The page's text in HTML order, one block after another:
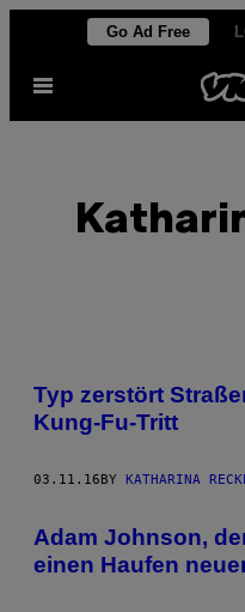
content
Go Ad Free
Open
POSTS
BY
Typ zerstört
Kung-Fu-Tritt
03.11.16BY KATHARINA
Adam Johnson,
einen Haufen